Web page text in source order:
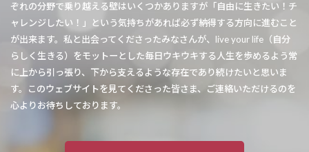
ぞれの分野で乗り越える壁はいくつかありますが「自由に生きたい！チ
ャレンジしたい！」という気持ちがあれば必ず納得する方向に進むこと
が出来ます。私と出会ってくださったみなさんが、live your life（自分
らしく生きる）をモットーとした毎日ウキウキする人生を歩めるよう常
に上から引っ張り、下から支えるような存在であり続けたいと思いま
す。このウェブサイトを見てくださった皆さま、ご連絡いただけるのを
心よりお待ちしております。